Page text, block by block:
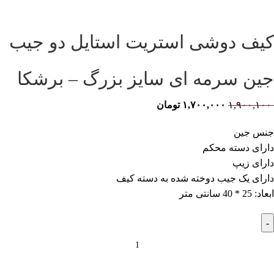
کیف دوشی استریت استایل دو جیب
جین سرمه ای سایز بزرگ – برشکا
۱,۹۰۰,۱۰۰ ۱,۷۰۰,۰۰۰ تومان
جنس جین
دارای دسته محکم
دارای زیپ
دارای یک جیب دوخته شده به دسته کیف
ابعاد: 25 * 40 سانتی متر